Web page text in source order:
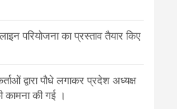
परियोजना का प्रस्ताव तैयार किए
द्वारा पौधे लगाकर प्रदेश अध्यक्ष
कामना की गई ।